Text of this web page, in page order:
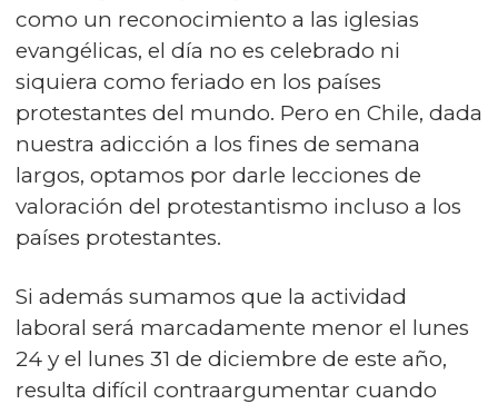
como un reconocimiento a las iglesias
evangélicas, el día no es celebrado ni
siquiera como feriado en los países
protestantes del mundo. Pero en Chile, dada
nuestra adicción a los fines de semana
largos, optamos por darle lecciones de
valoración del protestantismo incluso a los
países protestantes.
Si además sumamos que la actividad
laboral será marcadamente menor el lunes
24 y el lunes 31 de diciembre de este año,
resulta difícil contraargumentar cuando